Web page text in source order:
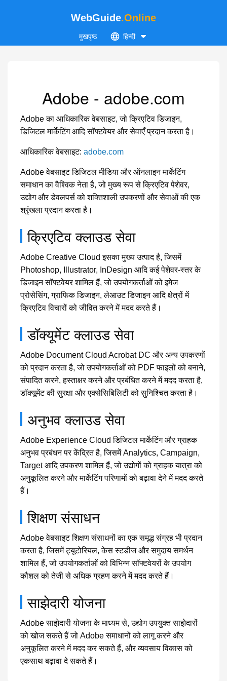
WebGuide.Online
मुखपृष्ठ हिन्दी
Adobe - adobe.com
Adobe का आधिकारिक वेबसाइट, जो क्रिएटिव डिजाइन,
डिजिटल मार्केटिंग आदि सॉफ्टवेयर और सेवाएँ प्रदान करता है।
आधिकारिक वेबसाइट: adobe.com
Adobe वेबसाइट डिजिटल मीडिया और ऑनलाइन मार्केटिंग
समाधान का वैश्विक नेता है, जो मुख्य रूप से क्रिएटिव पेशेवर,
उद्योग और डेवलपर्स को शक्तिशाली उपकरणों और सेवाओं की एक
श्रृंखला प्रदान करता है।
क्रिएटिव क्लाउड सेवा
Adobe Creative Cloud इसका मुख्य उत्पाद है, जिसमें
Photoshop, Illustrator, InDesign आदि कई पेशेवर-स्तर के
डिजाइन सॉफ्टवेयर शामिल हैं, जो उपयोगकर्ताओं को इमेज
प्रोसेसिंग, ग्राफिक डिजाइन, लेआउट डिजाइन आदि क्षेत्रों में
क्रिएटिव विचारों को जीवित करने में मदद करते हैं।
डॉक्यूमेंट क्लाउड सेवा
Adobe Document Cloud Acrobat DC और अन्य उपकरणों
को प्रदान करता है, जो उपयोगकर्ताओं को PDF फाइलों को बनाने,
संपादित करने, हस्ताक्षर करने और प्रबंधित करने में मदद करता है,
डॉक्यूमेंट की सुरक्षा और एक्सेसिबिलिटी को सुनिश्चित करता है।
अनुभव क्लाउड सेवा
Adobe Experience Cloud डिजिटल मार्केटिंग और ग्राहक
अनुभव प्रबंधन पर केंद्रित है, जिसमें Analytics, Campaign,
Target आदि उपकरण शामिल हैं, जो उद्योगों को ग्राहक यात्रा को
अनुकूलित करने और मार्केटिंग परिणामों को बढ़ावा देने में मदद करते
हैं।
शिक्षण संसाधन
Adobe वेबसाइट शिक्षण संसाधनों का एक समृद्ध संग्रह भी प्रदान
करता है, जिसमें ट्यूटोरियल, केस स्टडीज और समुदाय समर्थन
शामिल हैं, जो उपयोगकर्ताओं को विभिन्न सॉफ्टवेयरों के उपयोग
कौशल को तेजी से अधिक ग्रहण करने में मदद करते हैं।
साझेदारी योजना
Adobe साझेदारी योजना के माध्यम से, उद्योग उपयुक्त साझेदारों
को खोज सकते हैं जो Adobe समाधानों को लागू करने और
अनुकूलित करने में मदद कर सकते हैं, और व्यवसाय विकास को
एकसाथ बढ़ावा दे सकते हैं।